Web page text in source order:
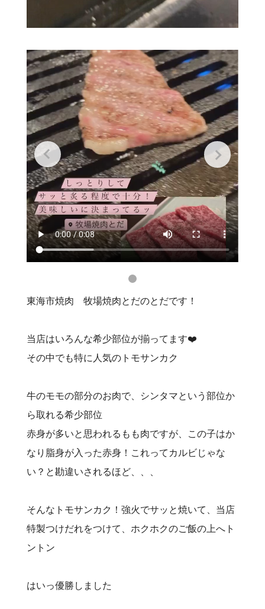
東海市焼肉 牧場焼肉とだのとだです！
当店はいろんな希少部位が揃ってます❤️‍
その中でも特に人気のトモサンカク
牛のモモの部分のお肉で、シンタマという部位か
ら取れる希少部位
赤身が多いと思われるもも肉ですが、この子はか
なり脂身が入った赤身！これってカルビじゃな
い？と勘違いされるほど、、、
そんなトモサンカク！強火でサッと焼いて、当店
特製つけだれをつけて、ホクホクのご飯の上へト
ントン
はいっ優勝しました